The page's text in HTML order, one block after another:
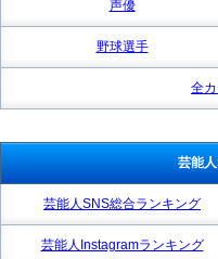
声優
野球選手
全
芸能
芸能人SNS総合ランキング
芸能人Instagramランキング